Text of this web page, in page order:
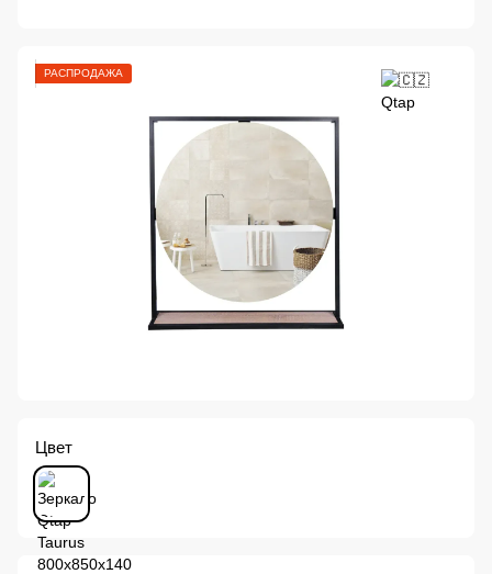
РАСПРОДАЖА
Цвет